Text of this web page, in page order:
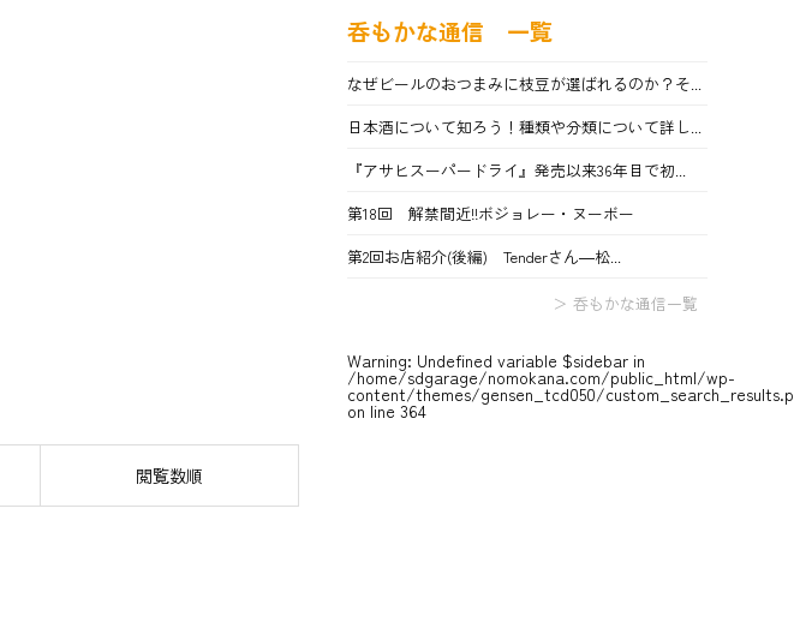
閲覧数順
呑もかな通信 一覧
なぜビールのおつまみに枝豆が選ばれるのか？そ...
日本酒について知ろう！種類や分類について詳し...
『アサヒスーパードライ』発売以来36年目で初...
第18回 解禁間近!!ボジョレー・ヌーボー
第2回お店紹介(後編) Tenderさん―松...
＞ 呑もかな通信一覧
Warning: Undefined variable $sidebar in
/home/sdgarage/nomokana.com/public_html/wp-
content/themes/gensen_tcd050/
on line 364